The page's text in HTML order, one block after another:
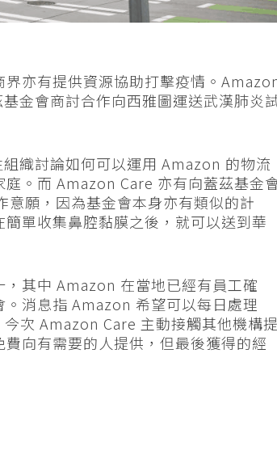
亦有提供資源協助打擊疫情。
金會商討合作向西雅圖運送武漢肺炎
織討論如何可以運用 Amazon 的物流
。而 Amazon Care 亦有向蓋茲基金
願，因為基金會本身亦有類似的計
單收集鼻腔黏膜之後，就可以送到華
其中 Amazon 在當地已經有員工確
消息指 Amazon 希望可以每日處理
次 Amazon Care 主動接觸其他機構提
向有需要的人提供，但最後獲得的經